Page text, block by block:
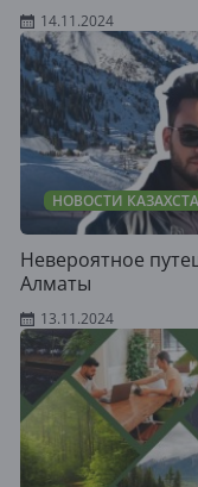
14.11.2024
НОВОСТИ
Невероятное
Алматы
13.11.2024